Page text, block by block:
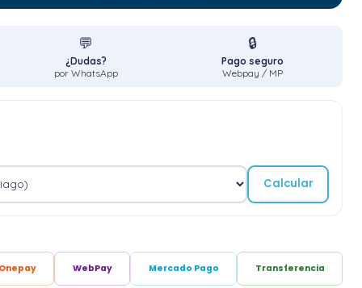
💬
¿Dudas?
por WhatsApp
🔒
Pago seguro
Webpay / MP
Calcular
WebPay Mercado Pago Transferencia